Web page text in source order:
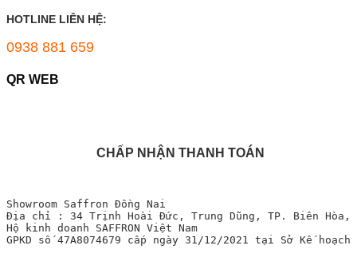
HOTLINE LIÊN HỆ:
0938 881 659
QR WEB
CHẤP NHẬN THANH TOÁN
Showroom Saffron Đồng Nai
Địa chỉ : 34 Trịnh Hoài Đức, Trung Dũng, TP. Biên Hòa,
Hộ kinh doanh SAFFRON Việt Nam
GPKD số 47A8074679 cấp ngày 31/12/2021 tại Sở Kế